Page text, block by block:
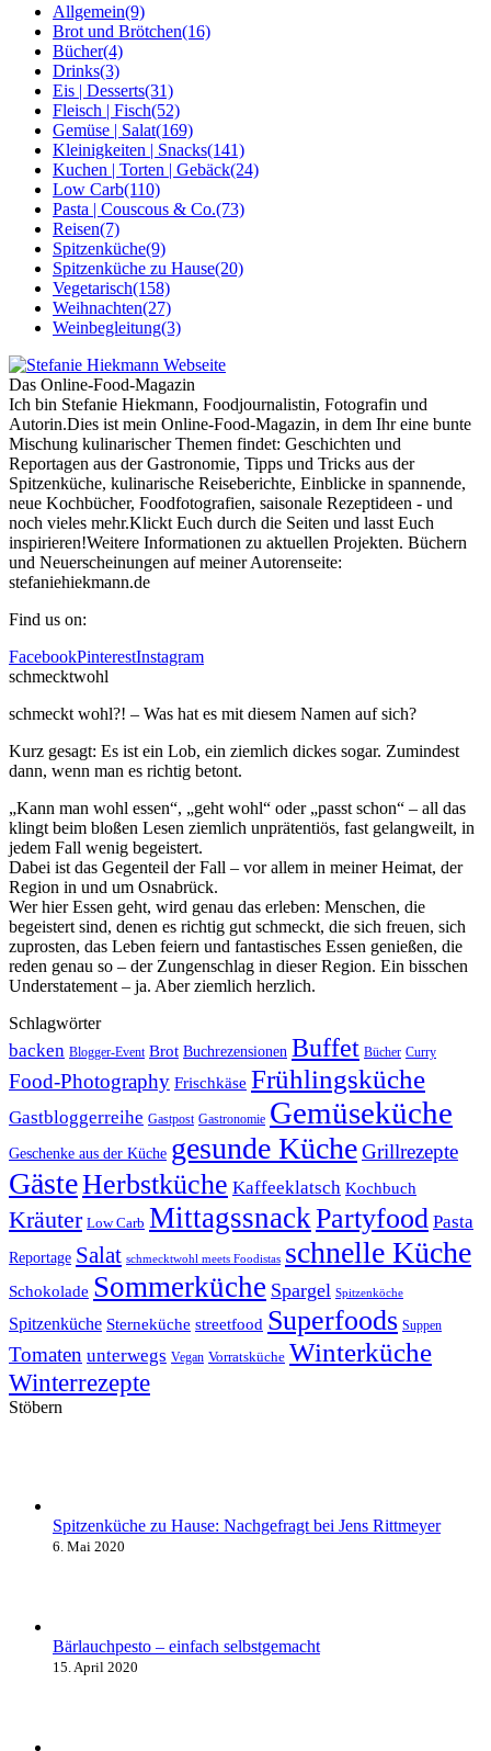
Allgemein(9)
Brot und Brötchen(16)
Bücher(4)
Drinks(3)
Eis | Desserts(31)
Fleisch | Fisch(52)
Gemüse | Salat(169)
Kleinigkeiten | Snacks(141)
Kuchen | Torten | Gebäck(24)
Low Carb(110)
Pasta | Couscous & Co.(73)
Reisen(7)
Spitzenküche(9)
Spitzenküche zu Hause(20)
Vegetarisch(158)
Weihnachten(27)
Weinbegleitung(3)
Das Online-Food-Magazin
Ich bin Stefanie Hiekmann, Foodjournalistin, Fotografin und
Autorin.Dies ist mein Online-Food-Magazin, in dem Ihr eine bunte
Mischung kulinarischer Themen findet: Geschichten und
Reportagen aus der Gastronomie, Tipps und Tricks aus der
Spitzenküche, kulinarische Reiseberichte, Einblicke in spannende,
neue Kochbücher, Foodfotografien, saisonale Rezeptideen - und
noch vieles mehr.Klickt Euch durch die Seiten und lasst Euch
inspirieren!Weitere Informationen zu aktuellen Projekten. Büchern
und Neuerscheinungen auf meiner Autorenseite:
stefaniehiekmann.de
Find us on:
FacebookPinterestInstagram
schmecktwohl
schmeckt wohl?! – Was hat es mit diesem Namen auf sich?
Kurz gesagt: Es ist ein Lob, ein ziemlich dickes sogar. Zumindest
dann, wenn man es richtig betont.
„Kann man wohl essen“, „geht wohl“ oder „passt schon“ – all das
klingt beim bloßen Lesen ziemlich unprätentiös, fast gelangweilt, in
jedem Fall wenig begeistert.
Dabei ist das Gegenteil der Fall – vor allem in meiner Heimat, der
Region in und um Osnabrück.
Wer hier Essen geht, wird genau das erleben: Menschen, die
begeistert sind, denen es richtig gut schmeckt, die sich freuen, sich
zuprosten, das Leben feiern und fantastisches Essen genießen, die
reden genau so – der Zungenschlag in dieser Region. Ein bisschen
Understatement – ja. Aber ziemlich herzlich.
Schlagwörter
backen Blogger-Event Brot Buchrezensionen Buffet Bücher Curry
Food-Photography Frischkäse Frühlingsküche
Gastbloggerreihe Gastpost Gastronomie Gemüseküche
Geschenke aus der Küche gesunde KücheGrillrezepte
GästeHerbstküche Kaffeeklatsch Kochbuch
Kräuter Low Carb MittagssnackPartyfood Pasta
Reportage Salat schmecktwohl meets Foodistas schnelle Küche
Schokolade Sommerküche Spargel Spitzenköche
Spitzenküche Sterneküche streetfood Superfoods Suppen
Tomaten unterwegs Vegan Vorratsküche Winterküche
Winterrezepte
Stöbern
Spitzenküche zu Hause: Nachgefragt bei Jens Rittmeyer
6. Mai 2020
Bärlauchpesto – einfach selbstgemacht
15. April 2020